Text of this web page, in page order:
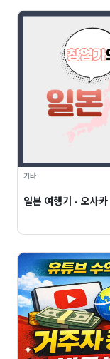
기타
일본 여행기 - 오사카